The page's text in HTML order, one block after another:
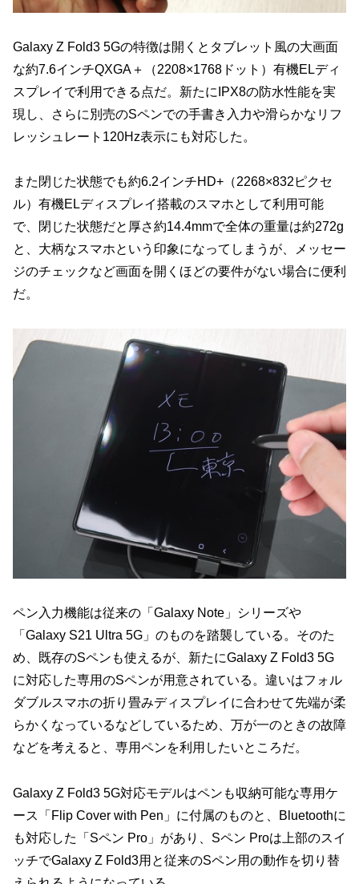
Galaxy Z Fold3 5Gの特徴は開くとタブレット風の大画面
な約7.6インチQXGA＋（2208×1768ドット）有機ELディ
スプレイで利用できる点だ。新たにIPX8の防水性能を実
現し、さらに別売のSペンでの手書き入力や滑らかなリフ
レッシュレート120Hz表示にも対応した。
また閉じた状態でも約6.2インチHD+（2268×832ピクセ
ル）有機ELディスプレイ搭載のスマホとして利用可能
で、閉じた状態だと厚さ約14.4mmで全体の重量は約272g
と、大柄なスマホという印象になってしまうが、メッセー
ジのチェックなど画面を開くほどの要件がない場合に便利
だ。
ペン入力機能は従来の「Galaxy Note」シリーズや
「Galaxy S21 Ultra 5G」のものを踏襲している。そのた
め、既存のSペンも使えるが、新たにGalaxy Z Fold3 5G
に対応した専用のSペンが用意されている。違いはフォル
ダブルスマホの折り畳みディスプレイに合わせて先端が柔
らかくなっているなどしているため、万が一のときの故障
などを考えると、専用ペンを利用したいところだ。
Galaxy Z Fold3 5G対応モデルはペンも収納可能な専用ケ
ース「Flip Cover with Pen」に付属のものと、Bluetoothに
も対応した「Sペン Pro」があり、Sペン Proは上部のスイ
ッチでGalaxy Z Fold3用と従来のSペン用の動作を切り替